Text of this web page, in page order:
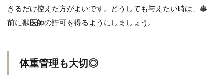
きるだけ控えた方がよいです。どうしても与えたい時は、事
前に獣医師の許可を得るようにしましょう。
体重管理も大切◎